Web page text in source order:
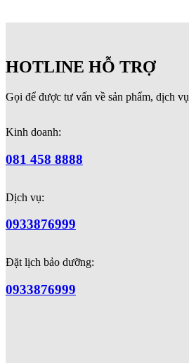
HOTLINE HỖ TRỢ
Gọi để được tư vấn về sản phẩm, dịch vụ
Kinh doanh:
081 458 8888
Dịch vụ:
0933876999
Đặt lịch bảo dưỡng:
0933876999